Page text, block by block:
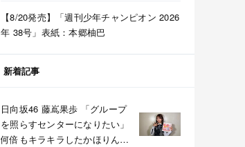
【8/20発売】「週刊少年チャンピオン 2026
年 38号」表紙：本郷柚巴
新着記事
日向坂46 藤嶌果歩 「グループ
を照らすセンターになりたい」
何倍もキラキラしたかほりんが